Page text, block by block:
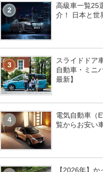
2
高級車一覧25
介！ 日本と世
3
スライドドア
自動車・ミニ
最新】
4
電気自動車（
覧からお安い
【2026年】